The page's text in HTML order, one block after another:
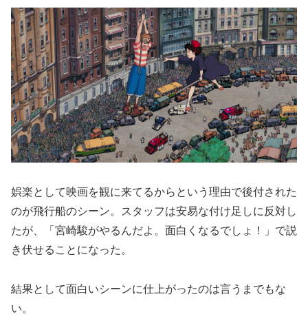
娯楽として映画を観に来てるからという理由で後付された
のが飛行船のシーン。スタッフは安易な付け足しに反対し
たが、「宮崎駿がやるんだよ。面白くなるでしょ！」で説
き伏せることになった。
結果として面白いシーンに仕上がったのは言うまでもな
い。